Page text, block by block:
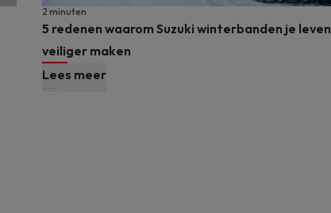
5 redenen waarom Suzuki winterbanden je leven
veiliger maken
2 minuten
Lees meer